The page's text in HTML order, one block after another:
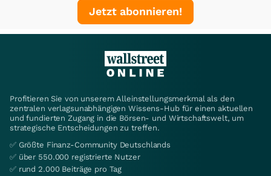
Jetzt abonnieren!
Profitieren Sie von unserem Alleinstellungsmerkmal als den
zentralen verlagsunabhängigen Wissens-Hub für einen aktuellen
und fundierten Zugang in die Börsen- und Wirtschaftswelt, um
strategische Entscheidungen zu treffen.
✅ Größte Finanz-Community Deutschlands
✅ über 550.000 registrierte Nutzer
✅ rund 2.000 Beiträge pro Tag